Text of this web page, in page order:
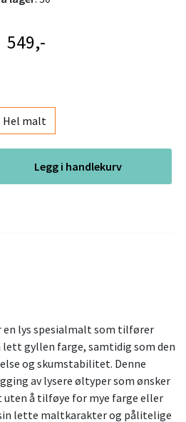
549,-
Hel malt
Legg i handlekurv
en lys spesialmalt som tilfører
gyllen farge, samtidig som den
og skumstabilitet. Denne
av lysere øltyper som ønsker
å tilføye for mye farge eller
lette maltkarakter og pålitelige